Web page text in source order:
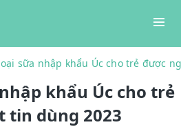
sữa nhập khẩu Úc cho trẻ được
khẩu Úc cho trẻ
tin dùng 2023